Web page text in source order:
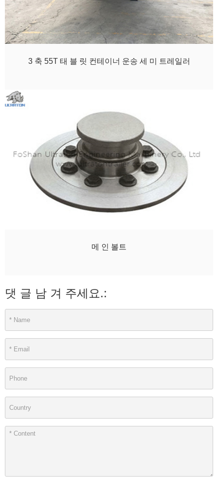
3 축 55T 태 블 릿 컨테이너 운송 세 미 트레일러
메 인 볼트
댓 글 남 겨 주세요.: